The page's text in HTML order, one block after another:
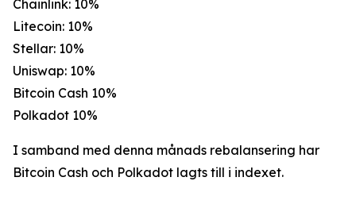
Chainlink: 10%
Litecoin: 10%
Stellar: 10%
Uniswap: 10%
Bitcoin Cash 10%
Polkadot 10%
I samband med denna månads rebalansering har
Bitcoin Cash och Polkadot lagts till i indexet.